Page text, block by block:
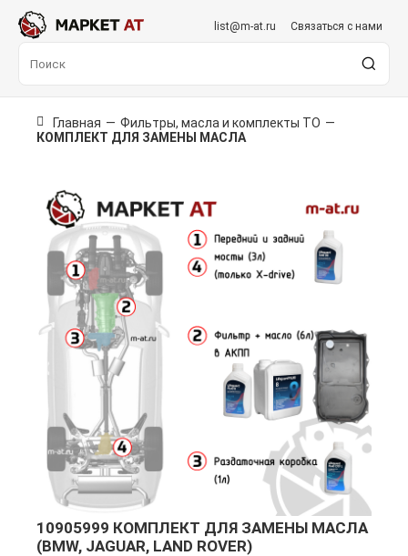
list@m-at.ru Связаться с нами
Главная — Фильтры, масла и комплекты ТО —
КОМПЛЕКТ ДЛЯ ЗАМЕНЫ МАСЛА
10905999 КОМПЛЕКТ ДЛЯ ЗАМЕНЫ МАСЛА
(BMW, JAGUAR, LAND ROVER)